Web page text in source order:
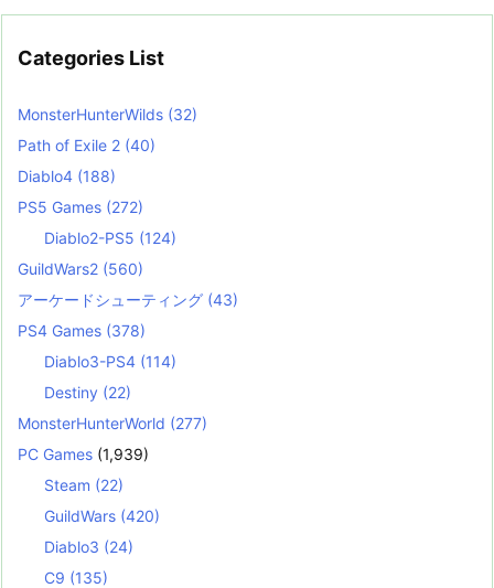
Categories List
MonsterHunterWilds (32)
Path of Exile 2 (40)
Diablo4 (188)
PS5 Games (272)
Diablo2-PS5 (124)
GuildWars2 (560)
アーケードシューティング (43)
PS4 Games (378)
Diablo3-PS4 (114)
Destiny (22)
MonsterHunterWorld (277)
PC Games (1,939)
Steam (22)
GuildWars (420)
Diablo3 (24)
C9 (135)